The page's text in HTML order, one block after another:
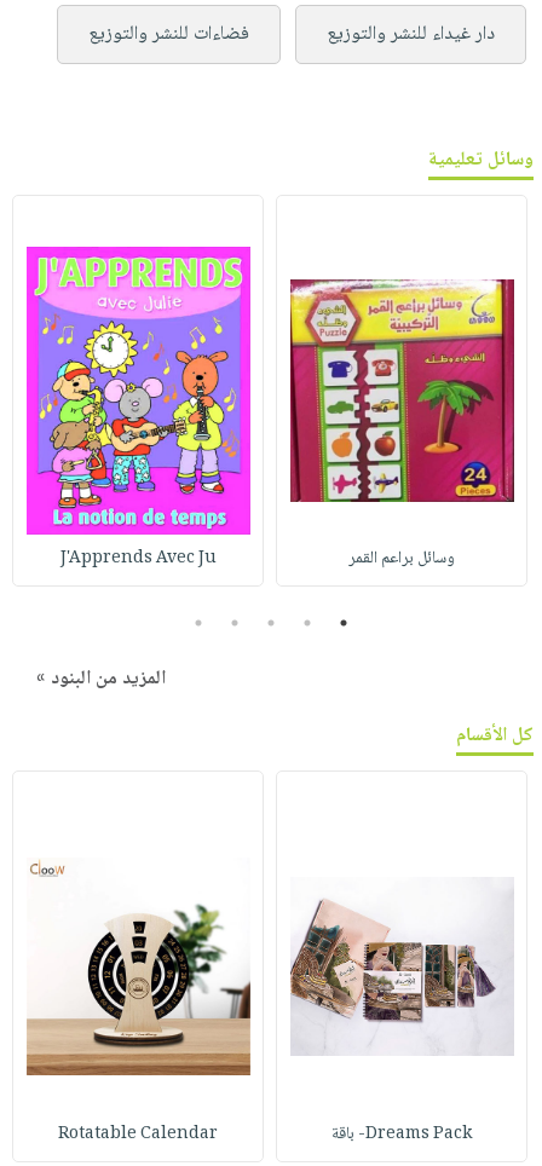
دار غيداء للنشر والتوزيع فضاءات للنشر والتوزيع
وسائل تعليمية
وسائل براعم القمر J'Apprends Avec Ju
1
2
3
4
5
المزيد من البنود »
كل الأقسام
Dreams Pack- باقة Rotatable Calendar